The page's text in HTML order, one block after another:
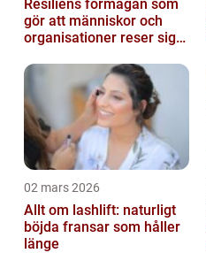
Resiliens förmågan som
gör att människor och
organisationer reser sig
02 mars 2026
Allt om lashlift: naturligt
böjda fransar som håller
länge